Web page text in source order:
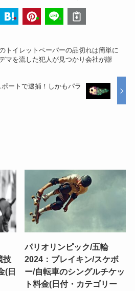
トイレットペーパーの品切れは簡単に
マを流した犯人が見つかり会社が謝
ートで逮捕！しかもパラ
技
(日
パリオリンピック/五輪
2024：ブレイキン/スケボ
ー/自転車のシングルチケッ
ト料金(日付・カテゴリー